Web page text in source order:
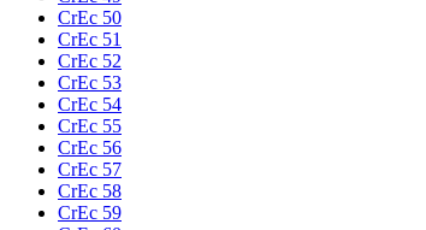
CrEc 50
CrEc 51
CrEc 52
CrEc 53
CrEc 54
CrEc 55
CrEc 56
CrEc 57
CrEc 58
CrEc 59